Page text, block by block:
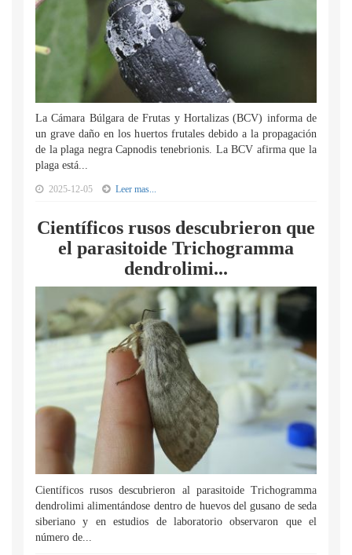
La Cámara Búlgara de Frutas y Hortalizas (BCV) informa de
un grave daño en los huertos frutales debido a la propagación
de la plaga negra Capnodis tenebrionis. La BCV afirma que la
plaga está...
2025-12-05 Leer mas...
Científicos rusos descubrieron que
el parasitoide Trichogramma
dendrolimi...
Científicos rusos descubrieron al parasitoide Trichogramma
dendrolimi alimentándose dentro de huevos del gusano de seda
siberiano y en estudios de laboratorio observaron que el
número de...